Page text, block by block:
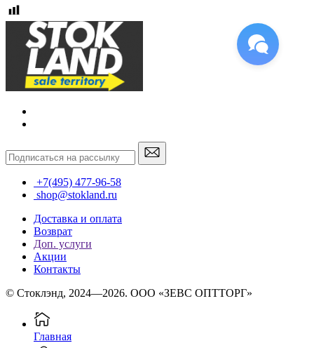
+7(495) 477-96-58
shop@stokland.ru
Доставка и оплата
Возврат
Доп. услуги
Акции
Контакты
© Стоклэнд, 2024—2026. ООО «ЗЕВС ОПТТОРГ»
Главная